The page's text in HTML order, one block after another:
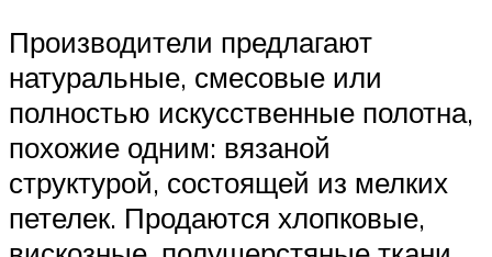
Производители предлагают
натуральные, смесовые или
полностью искусственные полотна,
похожие одним: вязаной
структурой, состоящей из мелких
петелек. Продаются хлопковые,